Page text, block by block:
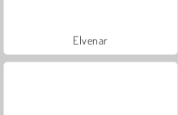
Elvenar